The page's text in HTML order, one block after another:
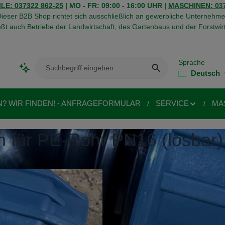
037322 862-25| MO - FR: 09:00 - 16:00 UHR | MASCHINEN:
B2B Shop richtet sich ausschließlich an gewerbliche
auch Betriebe der Landwirtschaft, des Gartenbaus und der
Sprache
Deutsch
WIR FINDEN! - ANFRAGEFORMULAR SERVICE
für PE-Rohr PN16 (lösbar)